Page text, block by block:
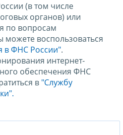
(в том числе
органов) или
по вопросам
воспользоваться
в ФНС России".
интернет-
обеспечения ФНС
в "Службу